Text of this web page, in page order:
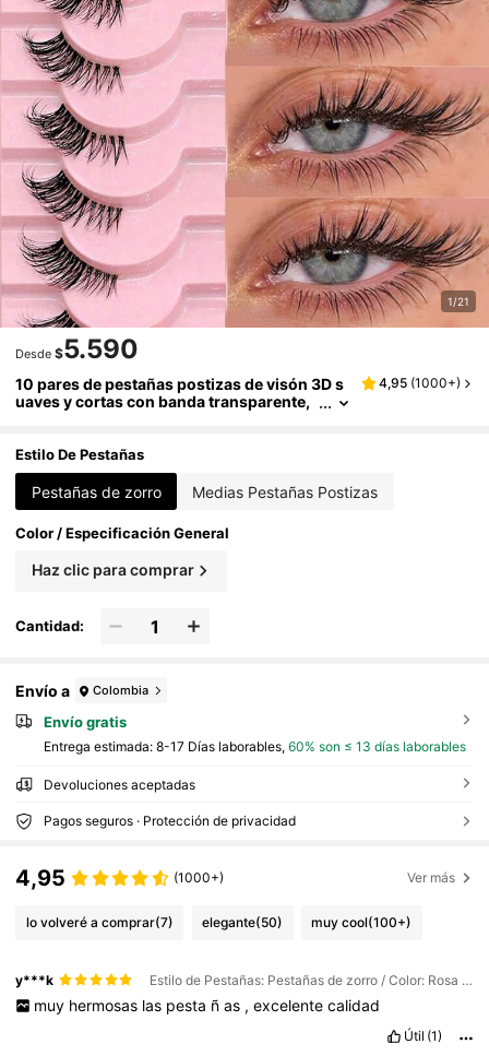
1/21
Desde $5.590
10 pares de pestañas postizas de visón 3D s
uaves y cortas con banda transparente,
4,95 (1000+)
Estilo De Pestañas
Pestañas de zorro Medias Pestañas Postizas
Color / Especificación General
Haz clic para comprar
Cantidad:
Envío a Colombia
Envío gratis
Entrega estimada: 8-17 Días laborables, 60% son ≤ 13 días laborables
Devoluciones aceptadas
Pagos seguros · Protección de privacidad
4,95 (1000+) Ver más
lo volveré a comprar(7) elegante(50) muy cool(100+)
y***k Estilo de Pestañas: Pestañas de zorro / Color: Rosa / Especificación General: YW-001
muy hermosas las pesta ñ as , excelente calidad
Útil (1)